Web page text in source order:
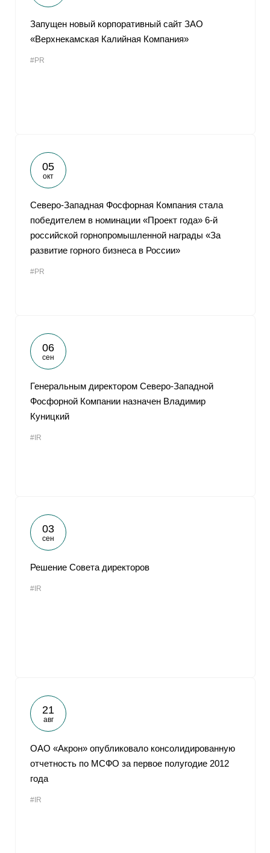
Запущен новый корпоративный сайт ЗАО
«Верхнекамская Калийная Компания»
#PR
05
окт
Северо-Западная Фосфорная Компания стала
победителем в номинации «Проект года» 6-й
российской горнопромышленной награды «За
развитие горного бизнеса в России»
#PR
06
сен
Генеральным директором Северо-Западной
Фосфорной Компании назначен Владимир
Куницкий
#IR
03
сен
Решение Совета директоров
#IR
21
авг
ОАО «Акрон» опубликовало консолидированную
отчетность по МСФО за первое полугодие 2012
года
#IR